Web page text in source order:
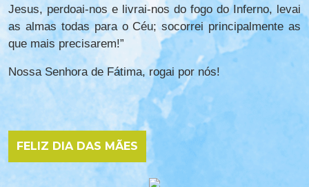
Jesus, perdoai-nos e livrai-nos do fogo do Inferno, levai
as almas todas para o Céu; socorrei principalmente as
que mais precisarem!”
Nossa Senhora de Fátima, rogai por nós!
FELIZ DIA DAS MÃES